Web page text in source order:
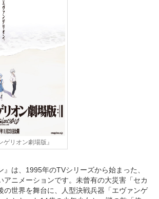
ゲリオン劇場版』
』は、1995年のTVシリーズから始まった、
アニメーションです。未曾有の大災害「セカ
の世界を舞台に、人型決戦兵器「エヴァンゲ